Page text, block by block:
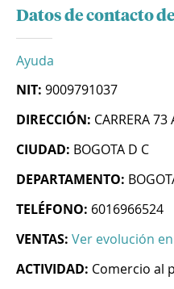
Datos de contacto
Ayuda
NIT: 9009791037
DIRECCIÓN: CARRERA
CIUDAD: BOGOTA D C
DEPARTAMENTO:
TELÉFONO: 6016966524
VENTAS: Ver evolución
ACTIVIDAD: Comercio al